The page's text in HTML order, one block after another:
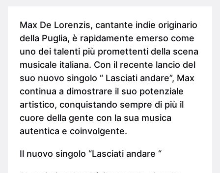
Max De Lorenzis, cantante indie originario
della Puglia, è rapidamente emerso come
uno dei talenti più promettenti della scena
musicale italiana. Con il recente lancio del
suo nuovo singolo “ Lasciati andare”, Max
continua a dimostrare il suo potenziale
artistico, conquistando sempre di più il
cuore della gente con la sua musica
autentica e coinvolgente.
Il nuovo singolo “Lasciati andare “